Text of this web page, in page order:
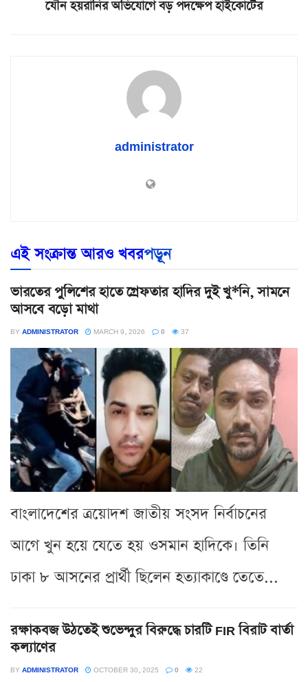
যৌন হয়রানির অভিযোগে বড় পদক্ষেপ হাইকোর্টের
administrator
এই সংক্রান্ত আরও খবরপড়ূন
ভারতের পুলিশের হাতে গ্রেফতার হাদির দুই খু*নি, সামনে
আসবে বড়ো মাথা
BY ADMINISTRATOR MARCH 9, 2026 0 37
বাংলাদেশের ত্রয়োদশ জাতীয় সংসদ নির্বাচনের
আগে খুন হয়ে যেতে হয় ওসমান হাদিকে। তিনি
ঢাকা ৮ আসনের প্রার্থী ছিলেন হত্যাকাণ্ডে তেতে...
রক্ষাকবজ উঠতেই শুভেন্দুর বিরুদ্ধে চারটি FIR বিরাট বার্তা
কল্যাণের
BY ADMINISTRATOR OCTOBER 30, 2025 0 22